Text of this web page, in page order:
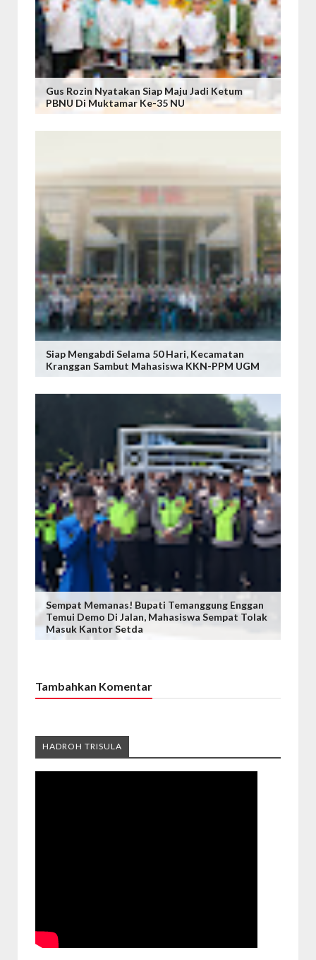
Gus Rozin Nyatakan Siap Maju Jadi Ketum
PBNU Di Muktamar Ke-35 NU
Siap Mengabdi Selama 50 Hari, Kecamatan
Kranggan Sambut Mahasiswa KKN-PPM UGM
Sempat Memanas! Bupati Temanggung Enggan
Temui Demo Di Jalan, Mahasiswa Sempat Tolak
Masuk Kantor Setda
Tambahkan Komentar
HADROH TRISULA